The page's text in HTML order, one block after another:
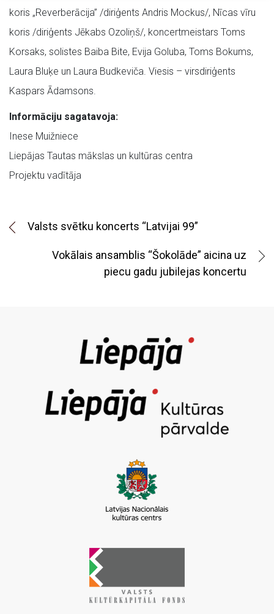
koris „Reverberācija” /diriģents Andris Mockus/, Nīcas vīru
koris /diriģents Jēkabs Ozoliņš/, koncertmeistars Toms
Korsaks, solistes Baiba Bite, Evija Goluba, Toms Bokums,
Laura Bluķe un Laura Budkeviča. Viesis – virsdiriģents
Kaspars Ādamsons.
Informāciju sagatavoja:
Inese Muižniece
Liepājas Tautas mākslas un kultūras centra
Projektu vadītāja
Valsts svētku koncerts “Latvijai 99”
Vokālais ansamblis “Šokolāde” aicina uz
piecu gadu jubilejas koncertu